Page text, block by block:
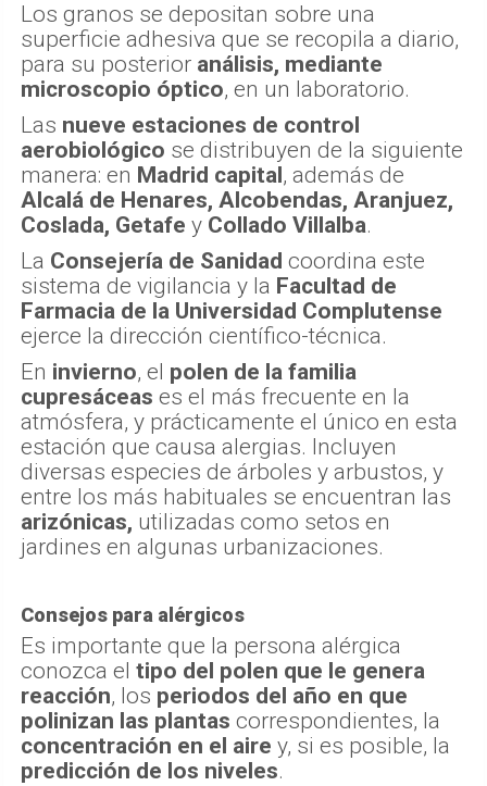
Los granos se depositan sobre una
superficie adhesiva que se recopila a diario,
para su posterior análisis, mediante
microscopio óptico, en un laboratorio.
Las nueve estaciones de control
aerobiológico se distribuyen de la siguiente
manera: en Madrid capital, además de
Alcalá de Henares, Alcobendas, Aranjuez,
Coslada, Getafe y Collado Villalba.
La Consejería de Sanidad coordina este
sistema de vigilancia y la Facultad de
Farmacia de la Universidad Complutense
ejerce la dirección científico-técnica.
En invierno, el polen de la familia
cupresáceas es el más frecuente en la
atmósfera, y prácticamente el único en esta
estación que causa alergias. Incluyen
diversas especies de árboles y arbustos, y
entre los más habituales se encuentran las
arizónicas, utilizadas como setos en
jardines en algunas urbanizaciones.
Consejos para alérgicos
Es importante que la persona alérgica
conozca el tipo del polen que le genera
reacción, los periodos del año en que
polinizan las plantas correspondientes, la
concentración en el aire y, si es posible, la
predicción de los niveles.